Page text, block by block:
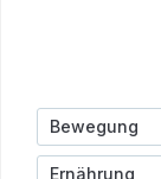
Bewegung
Ernährung